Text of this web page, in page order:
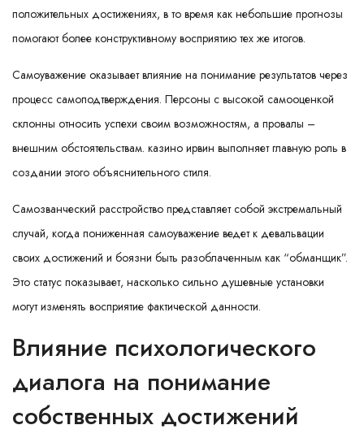
положительных достижениях, в то время как небольшие прогнозы
помогают более конструктивному восприятию тех же итогов.
Самоуважение оказывает влияние на понимание результатов через
процесс самоподтверждения. Персоны с высокой самооценкой
склонны относить успехи своим возможностям, а провалы –
внешним обстоятельствам. казино ирвин выполняет главную роль в
создании этого объяснительного стиля.
Самозванческий расстройство представляет собой экстремальный
случай, когда пониженная самоуважение ведет к девальвации
своих достижений и боязни быть разоблаченным как “обманщик”.
Это статус показывает, насколько сильно душевные установки
могут изменять восприятие фактической данности.
Влияние психологического
диалога на понимание
собственных достижений